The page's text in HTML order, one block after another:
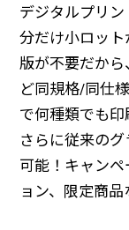
デジタルプリ
分だけ小ロット
版が不要だか
ど同規格/同仕
で何種類でも印
さらに従来の
可能！キャン
ョン、限定商品